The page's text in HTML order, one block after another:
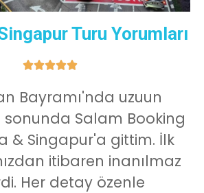
Turu Yorumları​

Bayramı'nda uzuun
sonunda Salam Booking
& Singapur'a gittim. İlk
itibaren inanılmaz
Her detay özenle